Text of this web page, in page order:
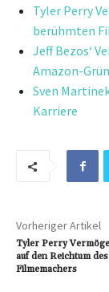
Tyler Perry
berühmten
Jeff Bezos‘
Amazon-
Sven
Karriere
Vorheriger Artikel
Tyler Perry
auf den Reichtum
Filmemachers